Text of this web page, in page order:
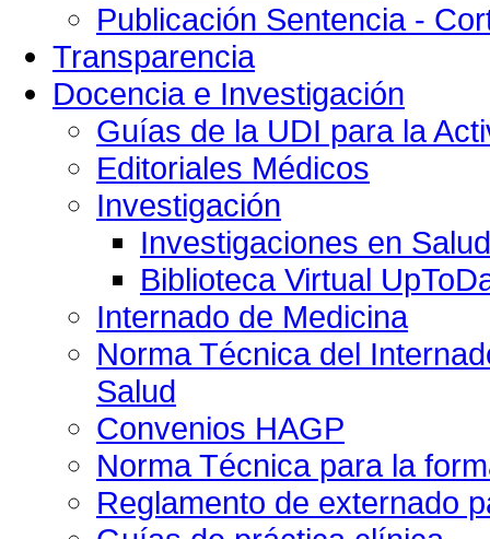
Publicación Sentencia -
Transparencia
Docencia e Investigación
Guías de la UDI para la
Editoriales Médicos
Investigación
Investigaciones en Salud
Biblioteca Virtual
Internado de Medicina
Norma Técnica del
Salud
Convenios HAGP
Norma Técnica para la
Reglamento de externado